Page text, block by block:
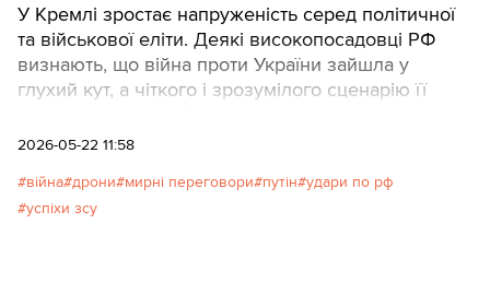
У Кремлі зростає напруженість серед політичної
та військової еліти. Деякі високопосадовці РФ
визнають, що війна проти України зайшла у
глухий кут, а чіткого і зрозумілого сценарію її
2026-05-22 11:58
війна дрони мирні переговори путін удари по рф
успіхи зсу